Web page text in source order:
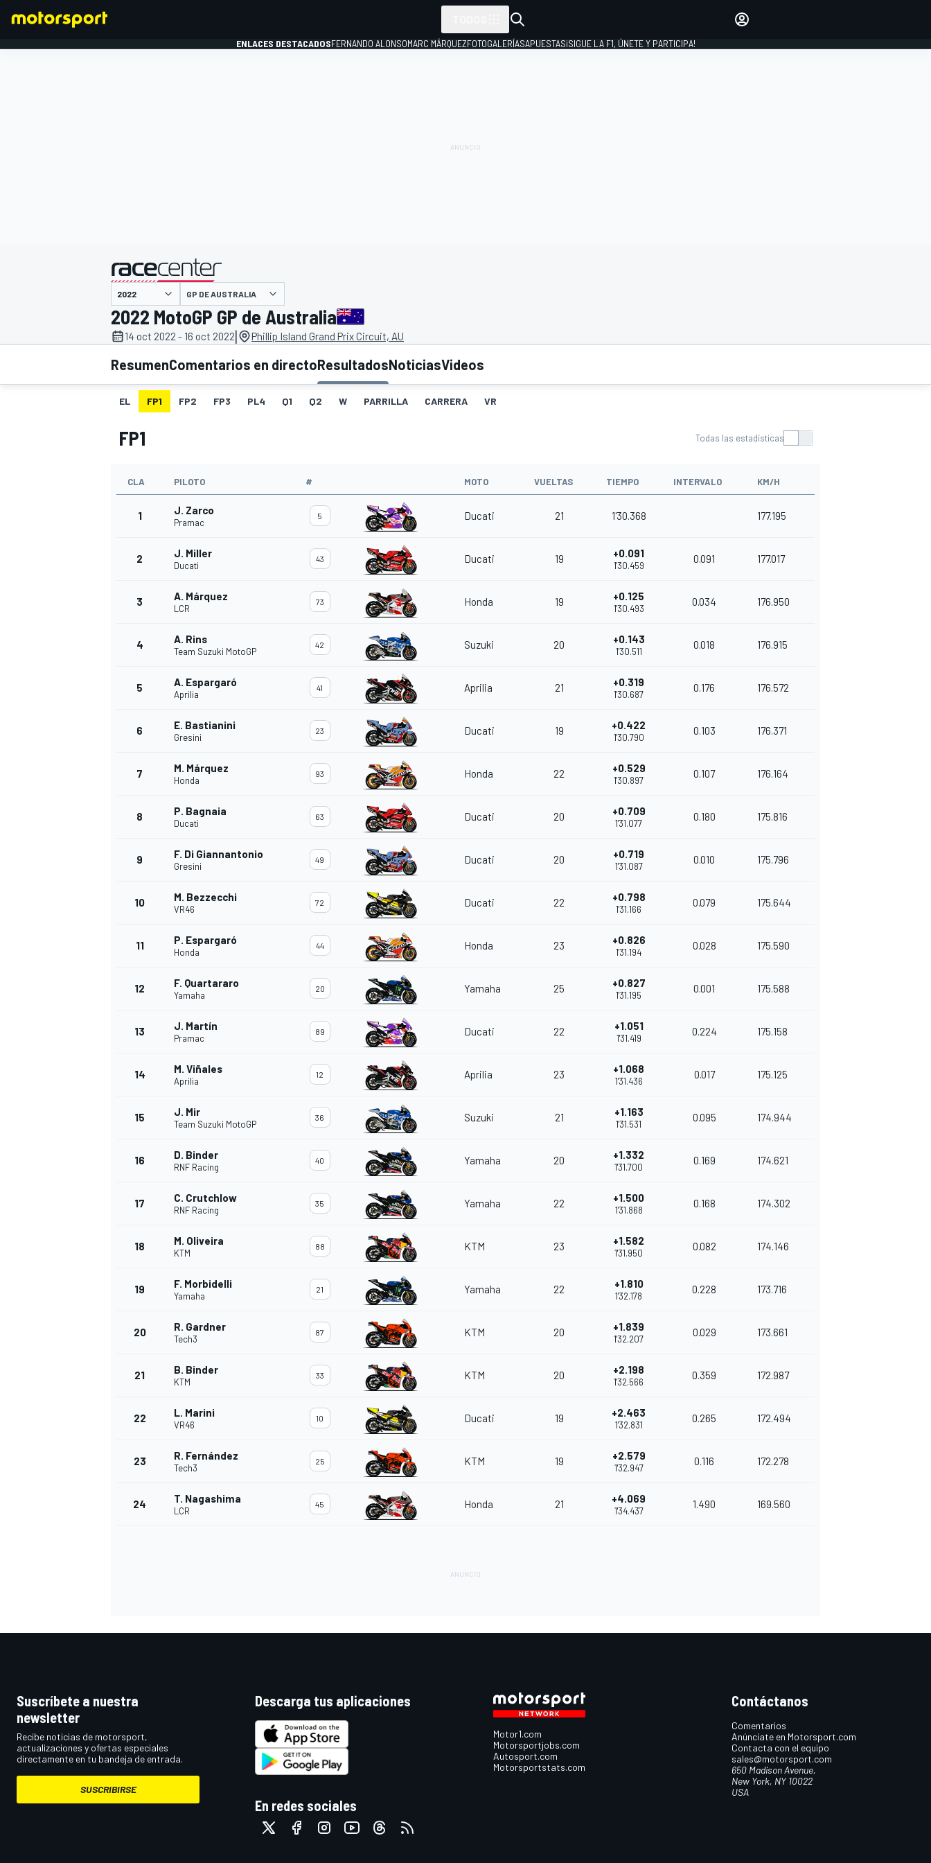
INDYCAR WRC
MÁS CATEGORÍAS
ENLACES DESTACADOSFERNANDO ALONSOMARC MÁRQUEZFOTOGALERÍASAPUESTAS¡SIGUE LA F1, ÚNETE Y PARTICIPA!
presentado por
GP DE AUSTRALIA
2022 MotoGP GP de Australia
14 oct 2022 - 16 oct 2022| Phillip Island Grand Prix Circuit, AU
ResumenComentarios en directoResultadosNoticiasVideos
EL FP1 FP2 FP3 PL4 Q1 Q2 W PARRILLA CARRERA VR
FP1 Todas las estadísticas
CLA PILOTO # MOTO VUELTAS TIEMPO INTERVALO KM/H
1 J. Zarco
Pramac
5 Ducati 21 1'30.368 177.195
2 J. Miller
Ducati
43 Ducati 19 +0.091
1'30.459
0.091 177.017
3 A. Márquez
LCR
73 Honda 19 +0.125
1'30.493
0.034 176.950
4 A. Rins
Team Suzuki MotoGP
42 Suzuki 20 +0.143
1'30.511
0.018 176.915
5 A. Espargaró
Aprilia
41 Aprilia 21 +0.319
1'30.687
0.176 176.572
6 E. Bastianini
Gresini
23 Ducati 19 +0.422
1'30.790
0.103 176.371
7 M. Márquez
Honda
93 Honda 22 +0.529
1'30.897
0.107 176.164
8 P. Bagnaia
Ducati
63 Ducati 20 +0.709
1'31.077
0.180 175.816
9 F. Di Giannantonio
Gresini
49 Ducati 20 +0.719
1'31.087
0.010 175.796
10 M. Bezzecchi
VR46
72 Ducati 22 +0.798
1'31.166
0.079 175.644
11 P. Espargaró
Honda
44 Honda 23 +0.826
1'31.194
0.028 175.590
12 F. Quartararo
Yamaha
20 Yamaha 25 +0.827
1'31.195
0.001 175.588
13 J. Martín
Pramac
89 Ducati 22 +1.051
1'31.419
0.224 175.158
14 M. Viñales
Aprilia
12 Aprilia 23 +1.068
1'31.436
0.017 175.125
15 J. Mir
Team Suzuki MotoGP
36 Suzuki 21 +1.163
1'31.531
0.095 174.944
16 D. Binder
RNF Racing
40 Yamaha 20 +1.332
1'31.700
0.169 174.621
17 C. Crutchlow
RNF Racing
35 Yamaha 22 +1.500
1'31.868
0.168 174.302
18 M. Oliveira
KTM
88 KTM 23 +1.582
1'31.950
0.082 174.146
19 F. Morbidelli
Yamaha
21 Yamaha 22 +1.810
1'32.178
0.228 173.716
20 R. Gardner
Tech3
87 KTM 20 +1.839
1'32.207
0.029 173.661
21 B. Binder
KTM
33 KTM 20 +2.198
1'32.566
0.359 172.987
22 L. Marini
VR46
10 Ducati 19 +2.463
1'32.831
0.265 172.494
23 R. Fernández
Tech3
25 KTM 19 +2.579
1'32.947
0.116 172.278
24 T. Nagashima
LCR
45 Honda 21 +4.069
1'34.437
1.490 169.560
Suscríbete a nuestra
newsletter
Recibe noticias de motorsport,
actualizaciones y ofertas especiales
directamente en tu bandeja de entrada.
SUSCRIBIRSE
Descarga tus aplicaciones
En redes sociales
Motor1.com
Motorsportjobs.com
Autosport.com
Motorsportstats.com
Contáctanos
Comentarios
Anúnciate en Motorsport.com
Contacta con el equipo
sales@motorsport.com
650 Madison Avenue,
New York, NY 10022
USA